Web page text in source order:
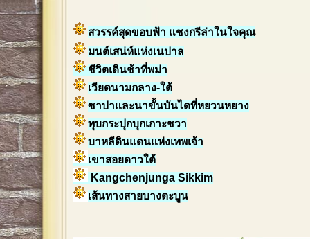
สวรรค์สุดขอบฟ้า แชงกรีล่าในใจคุณ
มนต์เสน่ห์แห่งเนปาล
ชีวิตเดินช้าที่พม่า
เวียดนามกลาง-ใต้
ซาปาและนาขั้นบันไดที่หยวนหยาง
ทุบกระปุกบุกเกาะชวา
บาหลีดินแดนแห่งเทพเจ้า
เขาสอยดาวใต้
Kangchenjunga Sikkim
เส้นทางสายบางตะบูน